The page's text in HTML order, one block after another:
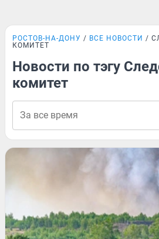
РОСТОВ-НА-ДОНУ ВСЕ НОВОСТИ
КОМИТЕТ
Новости по тэгу
комитет